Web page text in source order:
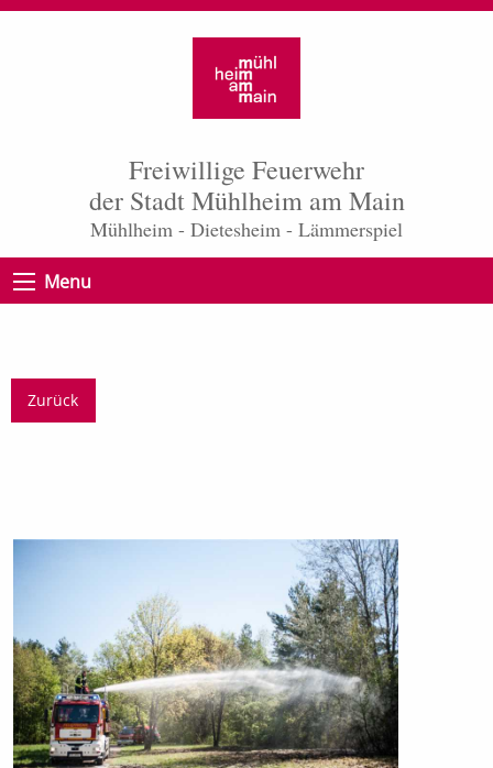
Freiwillige Feuerwehr
der Stadt Mühlheim am Main
Mühlheim - Dietesheim - Lämmerspiel
Menu
Zurück